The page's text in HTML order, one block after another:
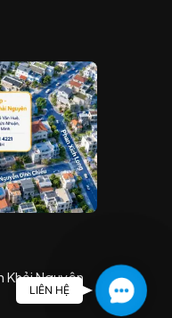
Nguyên
C
o
LIÊN HỆ